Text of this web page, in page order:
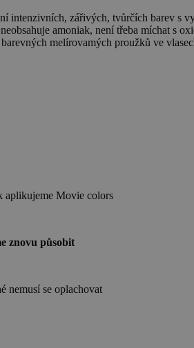
intenzivních, zářivých, tvůrčích barev s
amoniak, není třeba míchat s
melírovamých proužků ve
aplikujeme Movie colors
znovu působit
nemusí se oplachovat